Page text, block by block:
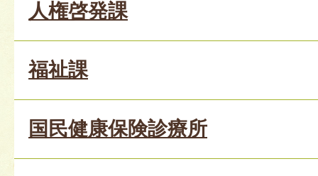
人権啓発課
福祉課
国民健康保険診療所